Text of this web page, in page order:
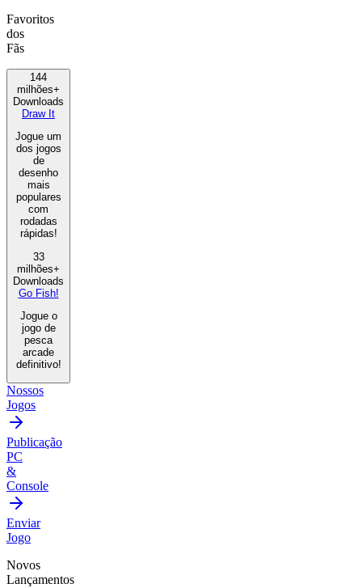
Favoritos
dos
Fãs
144
milhões+
Downloads
Draw It
Jogue um
dos jogos
de
desenho
mais
populares
com
rodadas
rápidas!
33
milhões+
Downloads
Go Fish!
Jogue o
jogo de
pesca
arcade
definitivo!
Nossos
Jogos
Publicação
PC
&
Console
Enviar
Jogo
Novos
Lançamentos